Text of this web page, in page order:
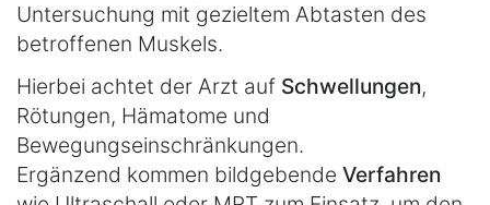
Untersuchung mit gezieltem Abtasten des
betroffenen Muskels.
Hierbei achtet der Arzt auf Schwellungen,
Rötungen, Hämatome und
Bewegungseinschränkungen.
Ergänzend kommen bildgebende Verfahren